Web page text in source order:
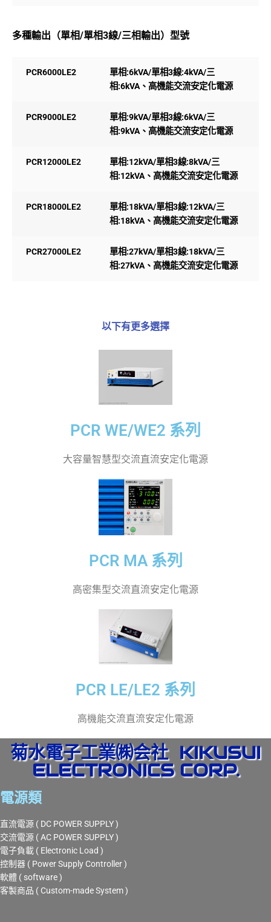
多種輸出（單相/單相3線/三相輸出）型號
PCR6000LE2
單相:6kVA/單相3線:4kVA/三
相:6kVA、高機能交流安定化電源
PCR9000LE2
單相:9kVA/單相3線:6kVA/三
相:9kVA、高機能交流安定化電源
PCR12000LE2
單相:12kVA/單相3線:8kVA/三
相:12kVA、高機能交流安定化電源
PCR18000LE2
單相:18kVA/單相3線:12kVA/三
相:18kVA、高機能交流安定化電源
PCR27000LE2
單相:27kVA/單相3線:18kVA/三
相:27kVA、高機能交流安定化電源
以下有更多選擇
PCR WE/WE2 系列
大容量智慧型交流直流安定化電源
PCR MA 系列
高密集型交流直流安定化電源
PCR LE/LE2 系列
高機能交流直流安定化電源
菊水電子工業㈱会社 KIKUSUI
ELECTRONICS CORP.
電源類
直流電源 ( DC POWER SUPPLY )
交流電源 ( AC POWER SUPPLY )
電子負載 ( Electronic Load )
控制器 ( Power Supply Controller )
軟體 ( software )
客製商品 ( Custom-made System )